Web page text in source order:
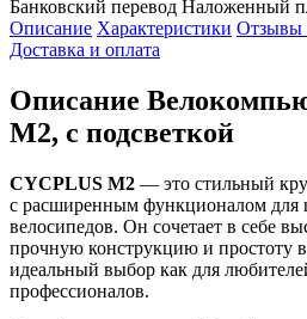
Банковский перевод Наложенный
Описание Характеристики Отзывы
Доставка и оплата
Описание
M2, с подсветкой
CYCPLUS M2 — это стильный
с расширенным функционалом для
велосипедов. Он сочетает в себе
прочную конструкцию и простоту
идеальный выбор как для
профессионалов.